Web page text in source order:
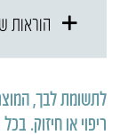
הוראות
לתשומת לבך,
ריפוי או חיזוק. בכל